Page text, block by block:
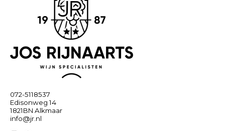
072-5118537
Edisonweg 14
1821BN Alkmaar
info@jr.nl